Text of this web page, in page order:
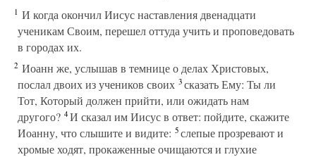
1 И когда окончил Иисус наставления двенадцати
ученикам Своим, перешел оттуда учить и проповедовать
в городах их.
2 Иоанн же, услышав в темнице о делах Христовых,
послал двоих из учеников своих 3сказать Ему: Ты ли
Тот, Который должен прийти, или ожидать нам
другого? 4И сказал им Иисус в ответ: пойдите, скажите
Иоанну, что слышите и видите: 5слепые прозревают и
хромые ходят, прокаженные очищаются и глухие